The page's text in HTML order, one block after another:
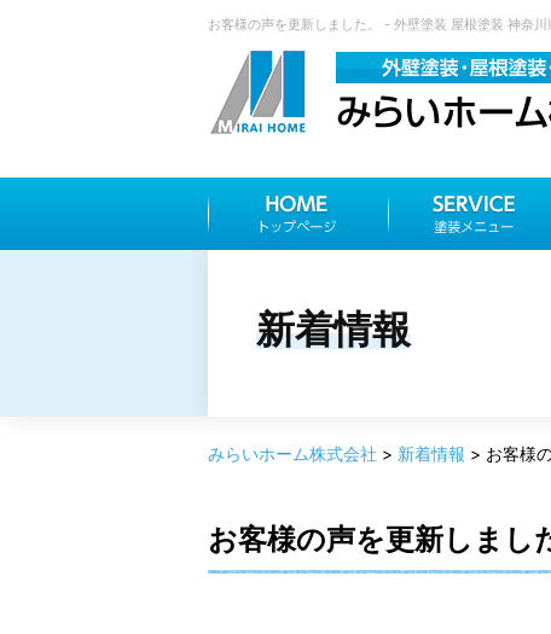
お客様の声を更新しました。 - 外壁塗装 屋根塗装 神奈川
新着情報
みらいホーム株式会社 > 新着情報 > お客様
お客様の声を更新しまし